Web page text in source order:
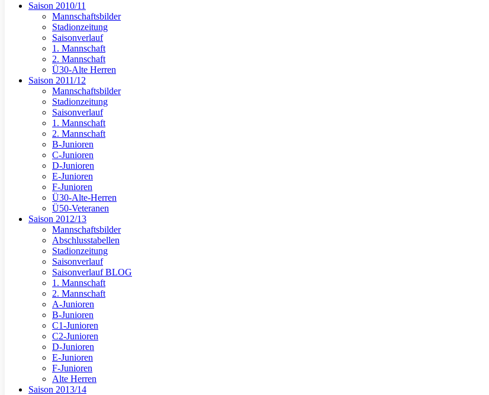
Saison 2010/11
Mannschaftsbilder
Stadionzeitung
Saisonverlauf
1. Mannschaft
2. Mannschaft
Ü30-Alte Herren
Saison 2011/12
Mannschaftsbilder
Stadionzeitung
Saisonverlauf
1. Mannschaft
2. Mannschaft
B-Junioren
C-Junioren
D-Junioren
E-Junioren
F-Junioren
Ü30-Alte-Herren
Ü50-Veteranen
Saison 2012/13
Mannschaftsbilder
Abschlusstabellen
Stadionzeitung
Saisonverlauf
Saisonverlauf BLOG
1. Mannschaft
2. Mannschaft
A-Junioren
B-Junioren
C1-Junioren
C2-Junioren
D-Junioren
E-Junioren
F-Junioren
Alte Herren
Saison 2013/14